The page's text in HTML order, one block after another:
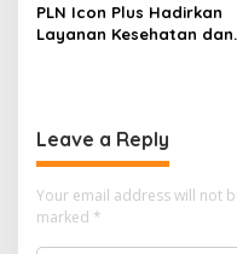
PLN Icon Plus Hadirkan
Layanan Kesehatan dan
Leave a Reply
Your email address will not
marked *